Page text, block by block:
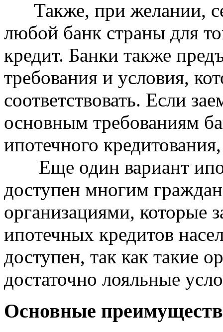
Также, при желании,
любой банк страны для
кредит. Банки также
требования и условия,
соответствовать. Если
основным требованиям
ипотечного
Еще один вариант
доступен многим
организациями, которые
ипотечных кредитов
доступен, так как такие
достаточно лояльные
Основные